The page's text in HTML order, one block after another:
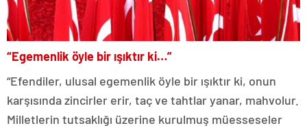
“Egemenlik öyle bir ışıktır ki…”
“Efendiler, ulusal egemenlik öyle bir ışıktır ki, onun
karşısında zincirler erir, taç ve tahtlar yanar, mahvolur.
Milletlerin tutsaklığı üzerine kurulmuş müesseseler